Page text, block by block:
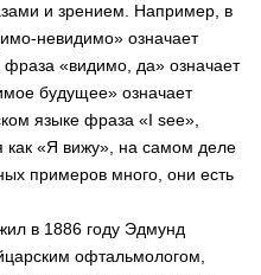
и зрением. Например, в
невидимо» означает
фраза «видимо, да» означает
будущее» означает
языке фраза «I see»,
как «Я вижу», на самом деле
примеров много, они есть
в 1886 году Эдмунд
офтальмологом,